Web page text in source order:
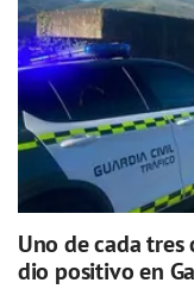
Uno de cada
dio positivo en